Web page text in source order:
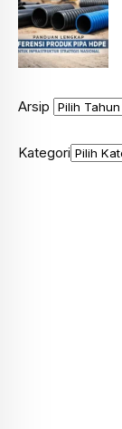
Arsip
Kategori